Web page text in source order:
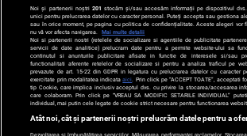
SPORT
Noi și partenerii noștri 201 stocăm și/sau accesăm informații pe dispozitivul
unici pentru prelucrarea datelor cu caracter personal. Puteți accepta sau gestiona
sau în orice moment, pe pagina cu politica de confidențialitate. Aceste alegeri vor
nu vă vor afecta navigarea.
Mai multe detalii
Noi si partenerii nostri (retelele de socializare si agentiile de publicitate
servicii de date analitice) prelucram date pentru a permite website-ului sa
continutul si anunturile publicitare afisate in functie de interesele si/sau
functionalitati aferente retelelor de socializare si pentru a analiza traficul pe
prevazute de art. 15-22 din GDPR in legatura cu prelucrarea datelor cu caracter
exercitate prin modalitatea indicataaici . Prin click pe “ACCEPT TOATE”, acceptati
tip Cookie, care implica inclusiv acceptul dvs. cu privire la stocarea/accesarea
care colaboram. Prin click pe “VREAU SA MODIFIC SETARILE INDIVIDUAL”
individual, mai putin cele legate de cookie strict necesare pentru functionarea
Atât noi, cât și partenerii noștri prelucrăm datele pentru a